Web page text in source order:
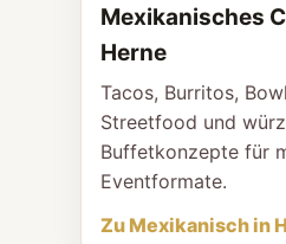
Mexikanisches
Herne
Tacos, Burritos,
Streetfood und
Buffetkonzepte für
Eventformate.
Zu Mexikanisch in